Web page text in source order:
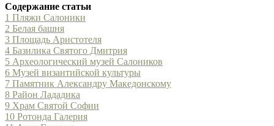
Содержание статьи
1 Пляжи Салоники
2 Белая башня
3 Площадь Аристотеля
4 Базилика Святого Дмитрия
5 Археологический музей Салоников
6 Музей византийской культуры
7 Памятник Александру Македонскому
8 Район Лададика
9 Храм Святой Софии
10 Ротонда Галерия